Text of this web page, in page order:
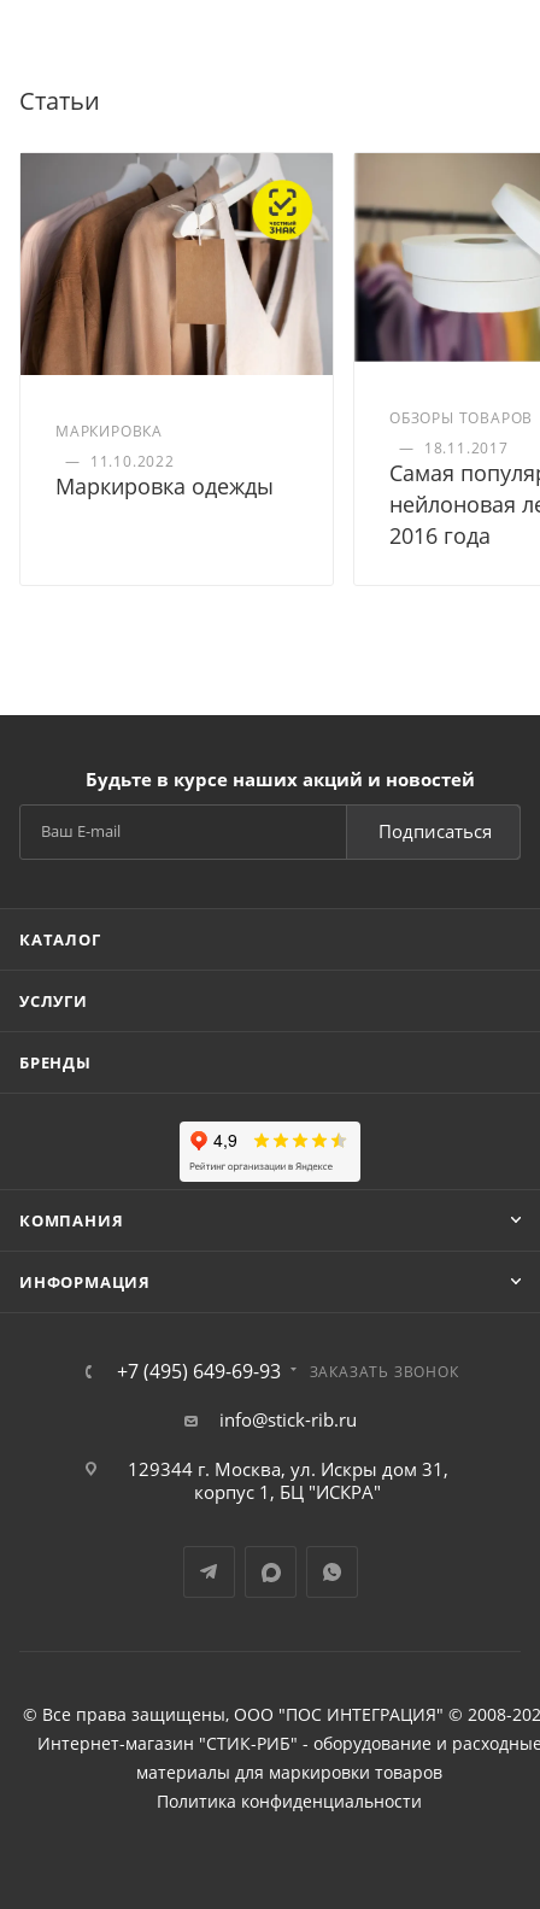
Статьи
МАРКИРОВКА
— 11.10.2022
Маркировка одежды
ОБЗОРЫ ТОВАРОВ
— 18.11.2017
Самая
нейлоновая
2016 года
Будьте в курсе наших акций и новостей
Подписаться
КАТАЛОГ
УСЛУГИ
БРЕНДЫ
КОМПАНИЯ
ИНФОРМАЦИЯ
+7 (495) 649-69-93 ЗАКАЗАТЬ ЗВОНОК
info@stick-rib.ru
129344 г. Москва, ул. Искры дом 31,
корпус 1, БЦ "ИСКРА"
© Все права защищены, ООО "ПОС ИНТЕГРАЦИЯ" © 2008-
Интернет-магазин "СТИК-РИБ" - оборудование и
материалы для маркировки товаров
Политика конфиденциальности